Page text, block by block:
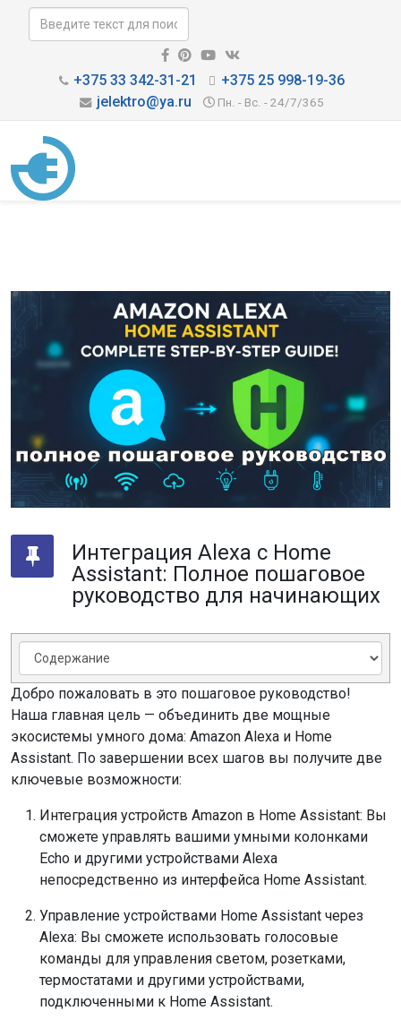
+375 33 342-31-21
+375 25 998-19-36
jelektro@ya.ru
Пн. - Вс. - 24/7/365
Интеграция Alexa с Home
Assistant: Полное пошаговое
руководство для начинающих
Добро пожаловать в это пошаговое руководство!
Наша главная цель — объединить две мощные
экосистемы умного дома: Amazon Alexa и Home
Assistant. По завершении всех шагов вы получите две
ключевые возможности:
Интеграция устройств Amazon в Home Assistant: Вы
сможете управлять вашими умными колонками
Echo и другими устройствами Alexa
непосредственно из интерфейса Home Assistant.
Управление устройствами Home Assistant через
Alexa: Вы сможете использовать голосовые
команды для управления светом, розетками,
термостатами и другими устройствами,
подключенными к Home Assistant.